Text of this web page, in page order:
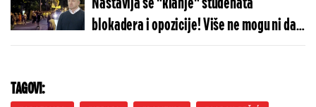
Nastavlja se "klanje" studenata
blokadera i opozicije! Više ne mogu ni da
sakriju ovaj raspad (FOTO)
TAGOVI: